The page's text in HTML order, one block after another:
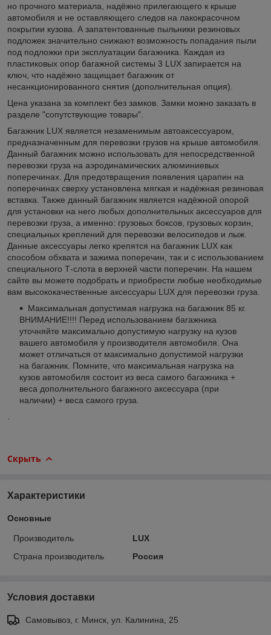
но прочного материала, надёжно прилегающего к крыше
автомобиля и не оставляющего следов на лакокрасочном
покрытии кузова. А запатентованные пыльники резиновых
подложек значительно снижают возможность попадания пыли
под подложки при эксплуатации багажника. Каждая из
пластиковых опор багажной системы 3 LUX запирается на
ключ, что надёжно защищает багажник от
несанкционированного снятия (дополнительная опция).
Цена указана за комплект без замков. Замки можно заказать в
разделе "сопутствующие товары".
Багажник LUX является незаменимым автоаксессуаром,
предназначенным для перевозки грузов на крыше автомобиля.
Данный багажник можно использовать для непосредственной
перевозки груза на аэродинамических алюминиевых
поперечинах. Для предотвращения появления царапин на
поперечинах сверху установлена мягкая и надёжная резиновая
вставка. Также данный багажник является надёжной опорой
для установки на него любых дополнительных аксессуаров для
перевозки груза, а именно: грузовых боксов, грузовых корзин,
специальных креплений для перевозки велосипедов и лыж.
Данные аксессуары легко крепятся на багажник LUX как
способом обхвата и зажима поперечин, так и с использованием
специального Т-слота в верхней части поперечин. На нашем
сайте вы можете подобрать и приобрести любые необходимые
вам высококачественные аксессуары LUX для перевозки груза.
Максимальная допустимая нагрузка на багажник 85 кг.
ВНИМАНИЕ!!!! Перед использованием багажника
уточняйте максимально допустимую нагрузку на кузов
вашего автомобиля у производителя автомобиля. Она
может отличаться от максимально допустимой нагрузки
на багажник. Помните, что максимальная нагрузка на
кузов автомобиля состоит из веса самого багажника +
веса дополнительного багажного аксессуара (при
наличии) + веса самого груза.
Скрыть
Характеристики
Основные
Производитель
LUX
Страна производитель
Россия
Условия доставки
Самовывоз, г. Минск, ул. Калинина, 25